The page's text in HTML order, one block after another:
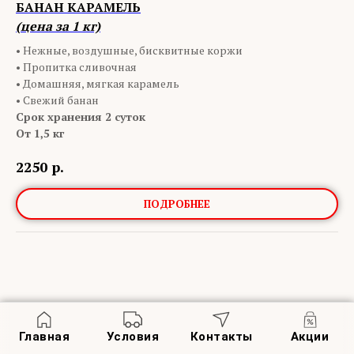
БАНАН КАРАМЕЛЬ
(цена за 1 кг)
• Нежные, воздушные, бисквитные коржи
• Пропитка сливочная
• Домашняя, мягкая карамель
• Свежий банан
Срок хранения 2 суток
От 1,5 кг
2250 р.
ПОДРОБНЕЕ
Главная Условия Контакты Акции